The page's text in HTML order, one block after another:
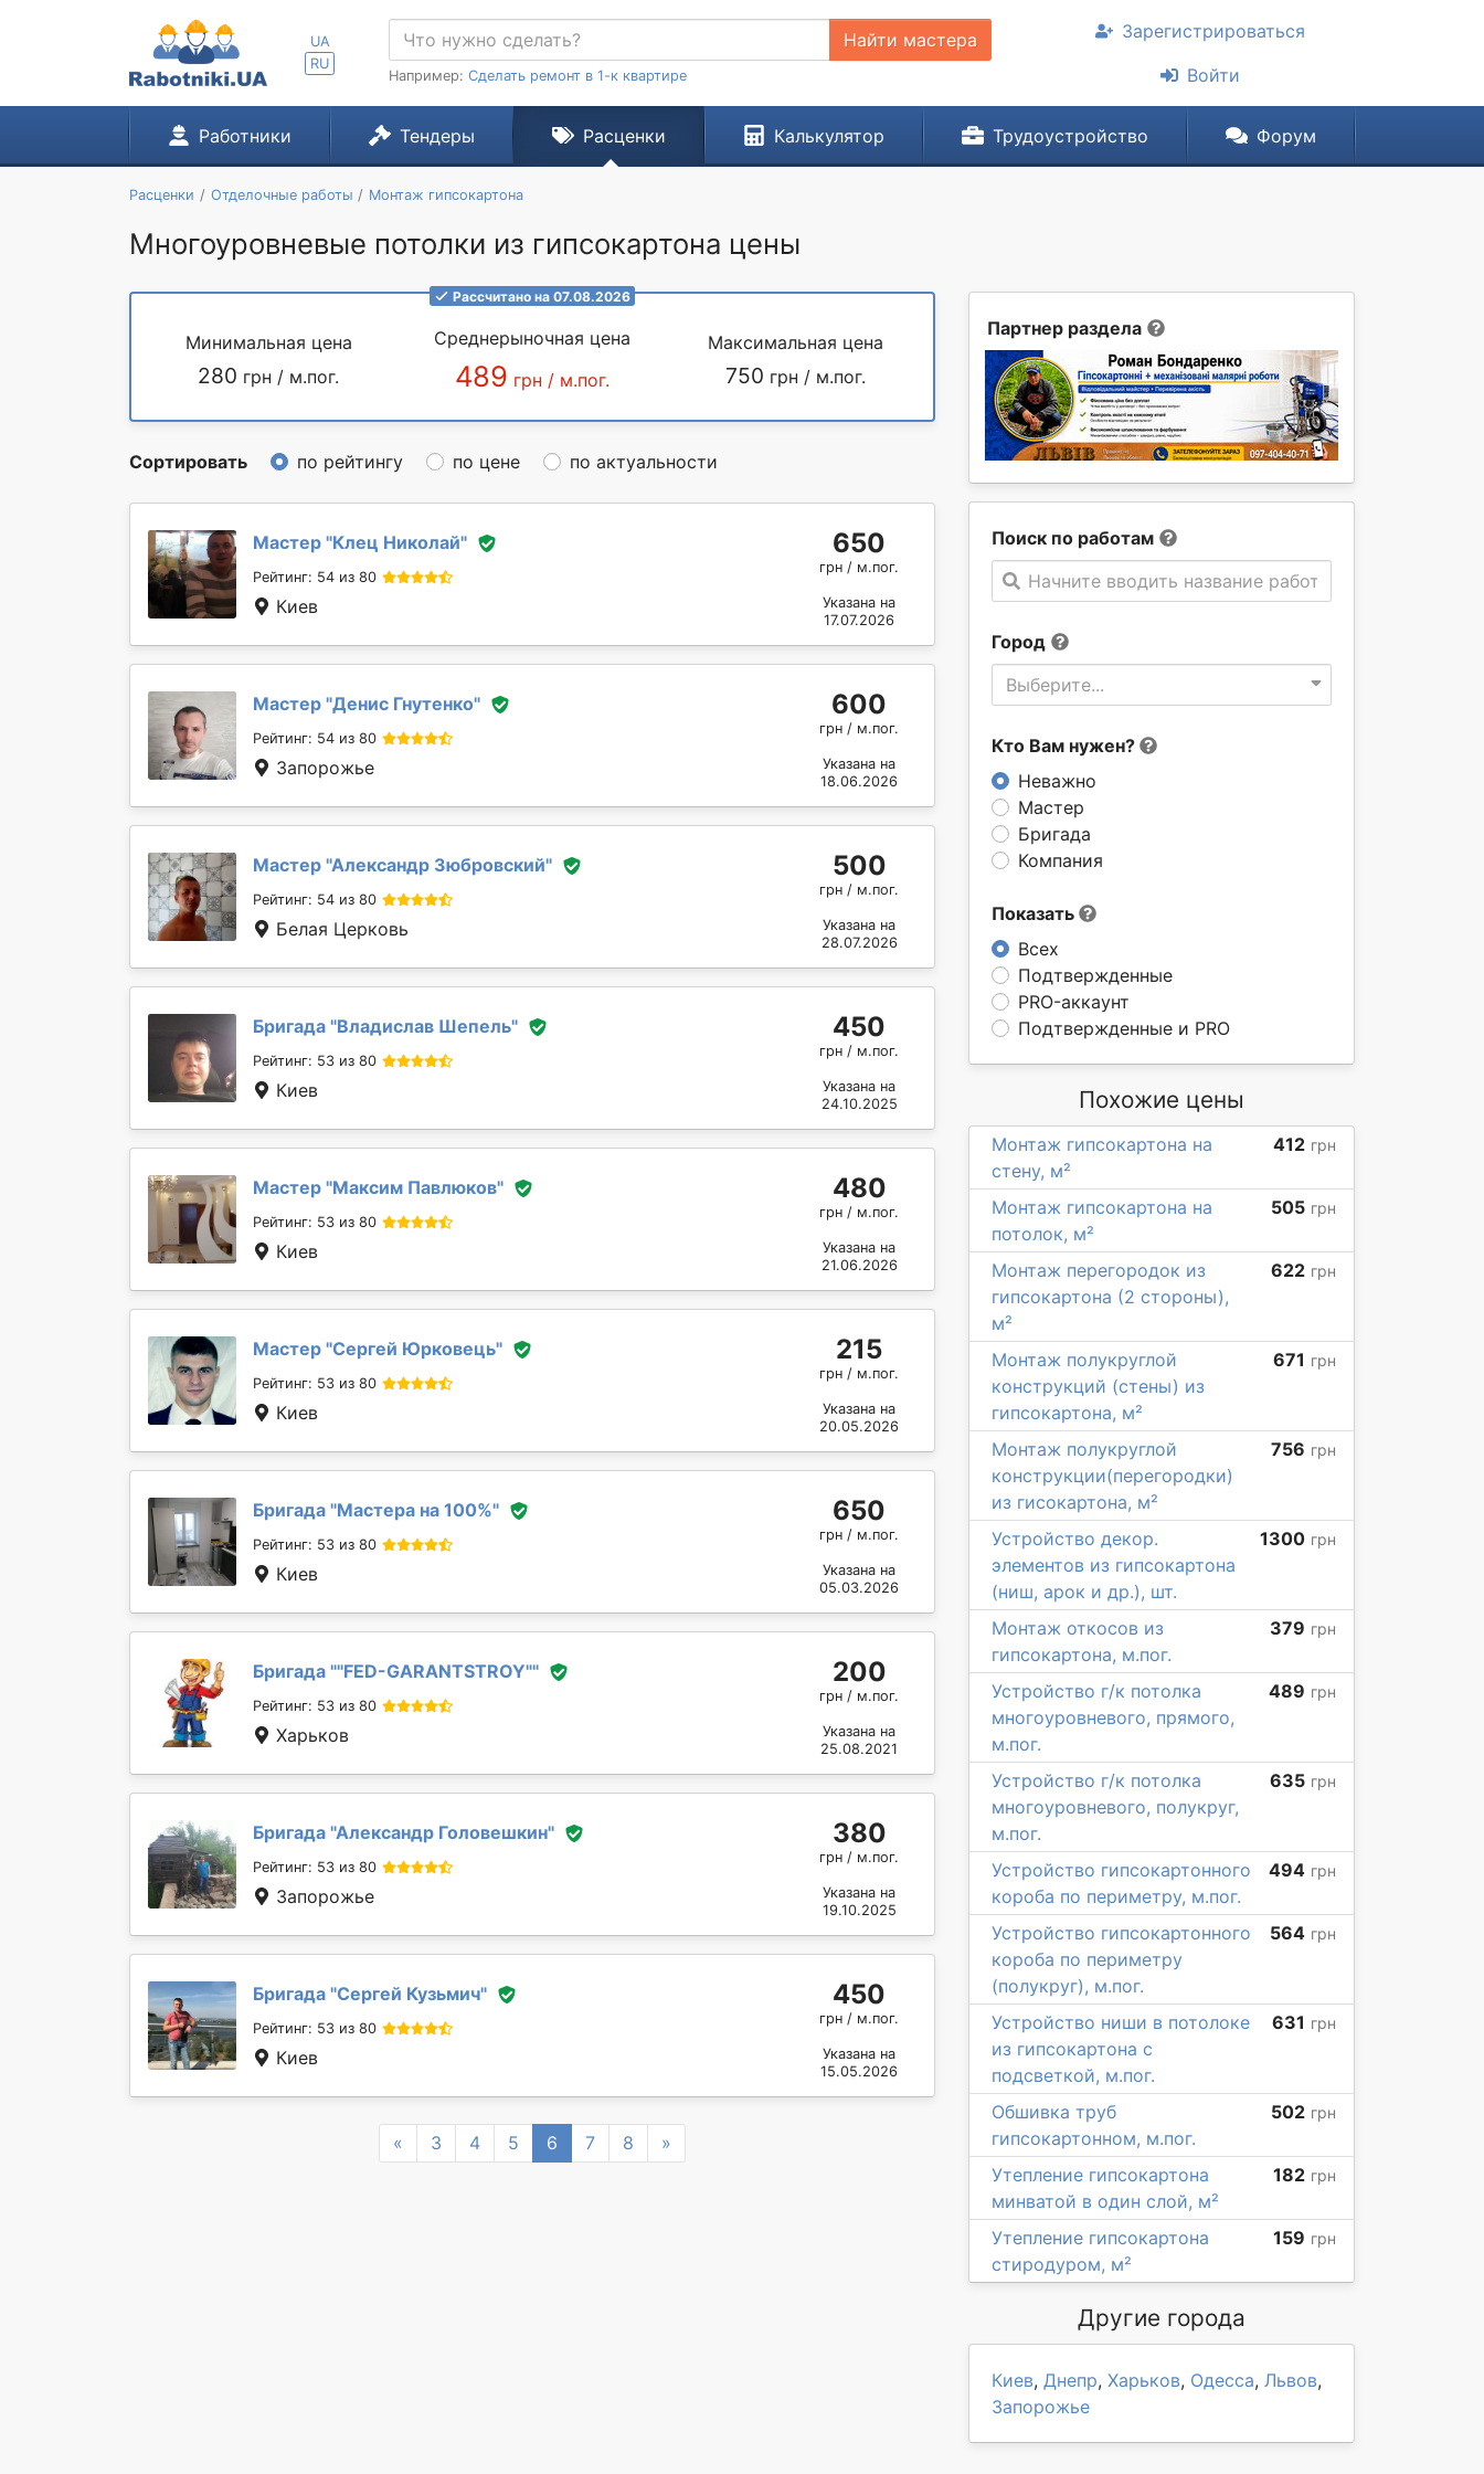
UA
RU
Найти мастера
Например: Сделать ремонт в 1-к квартире
Зарегистрироваться
Войти
Работники Тендеры Расценки Калькулятор Трудоустройство Форум
Расценки Отделочные работы Монтаж гипсокартона
Многоуровневые потолки из гипсокартона цены
Партнер раздела
Поиск по работам
Начните вводить название работы
Город
Выберите...
Кто Вам нужен?
Неважно
Мастер
Бригада
Компания
Показать
Всех
Подтвержденные
PRO-аккаунт
Подтвержденные и PRO
Рассчитано на 07.08.2026
Минимальная цена
280 грн / м.пог.
Среднерыночная цена
489 грн / м.пог.
Максимальная цена
750 грн / м.пог.
Сортировать по рейтингу по цене по актуальности
Мастер "Клец Николай"
Рейтинг: 54 из 80
Киев
650
грн / м.пог.
Указана на
17.07.2026
Мастер "Денис Гнутенко"
Рейтинг: 54 из 80
Запорожье
600
грн / м.пог.
Указана на
18.06.2026
Мастер "Александр Зюбровский"
Рейтинг: 54 из 80
Белая Церковь
500
грн / м.пог.
Указана на
28.07.2026
Бригада "Владислав Шепель"
Рейтинг: 53 из 80
Киев
450
грн / м.пог.
Указана на
24.10.2025
Мастер "Максим Павлюков"
Рейтинг: 53 из 80
Киев
480
грн / м.пог.
Указана на
21.06.2026
Мастер "Сергей Юрковець"
Рейтинг: 53 из 80
Киев
215
грн / м.пог.
Указана на
20.05.2026
Бригада "Мастера на 100%"
Рейтинг: 53 из 80
Киев
650
грн / м.пог.
Указана на
05.03.2026
Бригада ""FED-GARANTSTROY""
Рейтинг: 53 из 80
Харьков
200
грн / м.пог.
Указана на
25.08.2021
Бригада "Александр Головешкин"
Рейтинг: 53 из 80
Запорожье
380
грн / м.пог.
Указана на
19.10.2025
Бригада "Сергей Кузьмич"
Рейтинг: 53 из 80
Киев
450
грн / м.пог.
Указана на
15.05.2026
« Previous
3 4 5 6 7 8 »
Похожие цены
Монтаж гипсокартона на
стену, м²
412 грн
Монтаж гипсокартона на
потолок, м²
505 грн
Монтаж перегородок из
гипсокартона (2 стороны),
м²
622 грн
Монтаж полукруглой
конструкций (стены) из
гипсокартона, м²
671 грн
Монтаж полукруглой
конструкции(перегородки)
из гисокартона, м²
756 грн
Устройство декор.
элементов из гипсокартона
(ниш, арок и др.), шт.
1300 грн
Монтаж откосов из
гипсокартона, м.пог.
379 грн
Устройство г/к потолка
многоуровневого, прямого,
м.пог.
489 грн
Устройство г/к потолка
многоуровневого, полукруг,
м.пог.
635 грн
Устройство гипсокартонного
короба по периметру, м.пог.
494 грн
Устройство гипсокартонного
короба по периметру
(полукруг), м.пог.
564 грн
Устройство ниши в потолоке
из гипсокартона с
подсветкой, м.пог.
631 грн
Обшивка труб
гипсокартонном, м.пог.
502 грн
Утепление гипсокартона
минватой в один слой, м²
182 грн
Утепление гипсокартона
стиродуром, м²
159 грн
Другие города
Киев, Днепр, Харьков, Одесса, Львов,
Запорожье